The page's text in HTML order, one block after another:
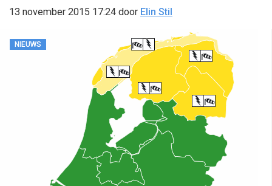
13 november 2015 17:24 door Elin Stil
NIEUWS